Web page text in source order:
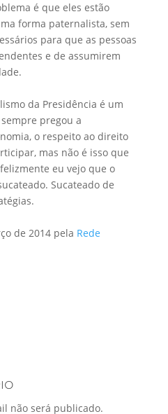
é que eles estão
forma paternalista, sem
para que as pessoas
e de assumirem
da Presidência é um
pregou a
o respeito ao direito
mas não é isso que
eu vejo que o
Sucateado de
de 2014 pela Rede
não será publicado.